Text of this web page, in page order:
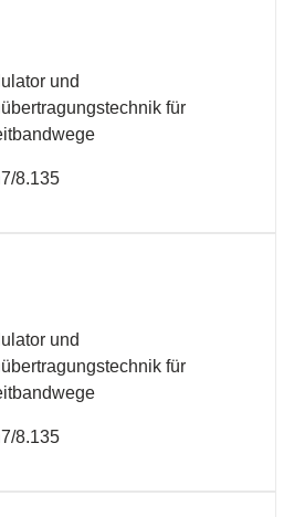
und
für
8.135
und
für
8.135